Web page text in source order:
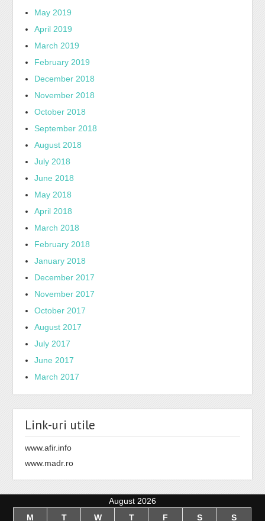
May 2019
April 2019
March 2019
February 2019
December 2018
November 2018
October 2018
September 2018
August 2018
July 2018
June 2018
May 2018
April 2018
March 2018
February 2018
January 2018
December 2017
November 2017
October 2017
August 2017
July 2017
June 2017
March 2017
Link-uri utile
www.afir.info
www.madr.ro
August 2026
M
T W T F S S